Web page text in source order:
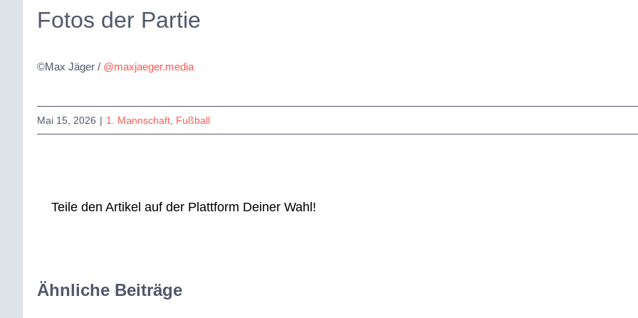
Fotos der Partie
©Max Jäger / @maxjaeger.media
Mai 15, 2026 | 1. Mannschaft Fußball
Teile den Artikel auf der Plattform Deiner Wahl!
Ähnliche Beiträge